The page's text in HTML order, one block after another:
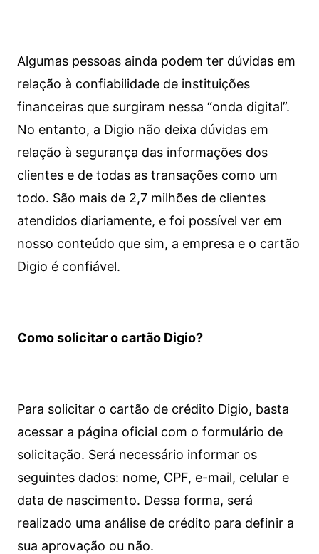
Algumas pessoas ainda podem ter dúvidas em
relação à confiabilidade de instituições
financeiras que surgiram nessa “onda digital”.
No entanto, a Digio não deixa dúvidas em
relação à segurança das informações dos
clientes e de todas as transações como um
todo. São mais de 2,7 milhões de clientes
atendidos diariamente, e foi possível ver em
nosso conteúdo que sim, a empresa e o cartão
Digio é confiável.
Como solicitar o cartão Digio?
Para solicitar o cartão de crédito Digio, basta
acessar a página oficial com o formulário de
solicitação. Será necessário informar os
seguintes dados: nome, CPF, e-mail, celular e
data de nascimento. Dessa forma, será
realizado uma análise de crédito para definir a
sua aprovação ou não.